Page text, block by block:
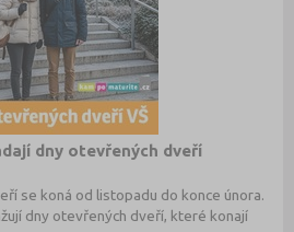
dny otevřených dveří
se koná od listopadu do konce února.
dny otevřených dveří, které konají